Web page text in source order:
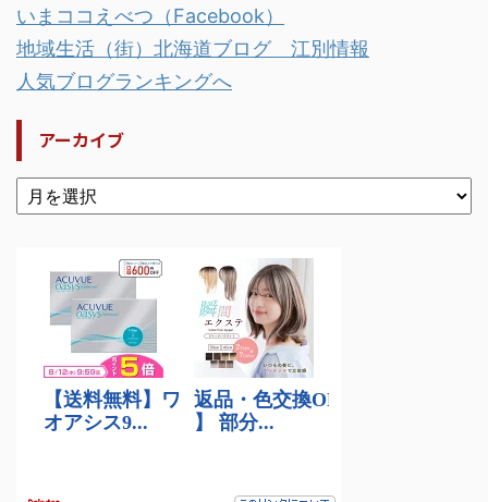
いまココえべつ（Facebook）
地域生活（街）北海道ブログ 江別情報
人気ブログランキングへ
アーカイブ